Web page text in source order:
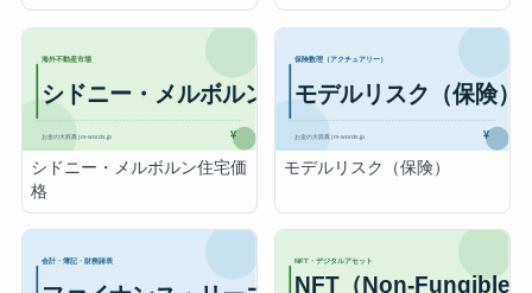
シドニー・メルボルン住宅価
格
モデルリスク（保険）